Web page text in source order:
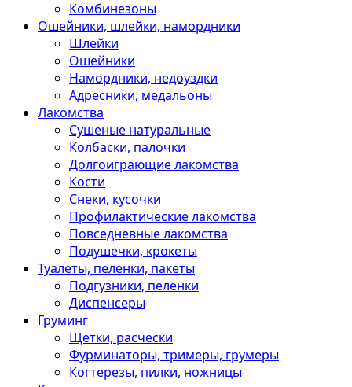
Комбинезоны
Ошейники, шлейки, намордники
Шлейки
Ошейники
Намордники, недоуздки
Адресники, медальоны
Лакомства
Сушеные натуральные
Колбаски, палочки
Долгоиграющие лакомства
Кости
Снеки, кусочки
Профилактические лакомства
Повседневные лакомства
Подушечки, крокеты
Туалеты, пеленки, пакеты
Подгузники, пеленки
Диспенсеры
Груминг
Щетки, расчески
Фурминаторы, тримеры, грумеры
Когтерезы, пилки, ножницы